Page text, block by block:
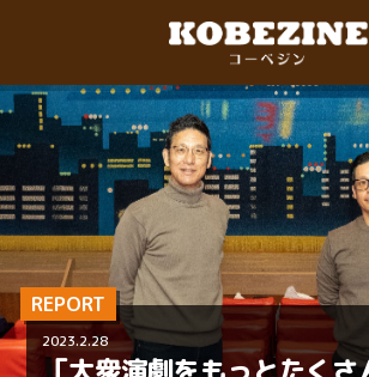
REPORT
2023.2.28